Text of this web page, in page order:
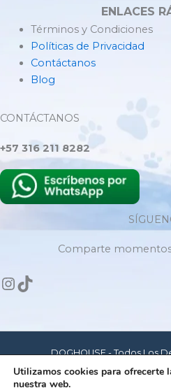
ENLACES
Términos y Condiciones
Políticas de Privacidad
Contáctanos
Blog
CONTÁCTANOS
+57 316 211 8282
Comparte
DOGHOUSE - Todos Los
Utilizamos cookies para ofrecerte
nuestra web.